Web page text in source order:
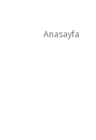
Anasayfa